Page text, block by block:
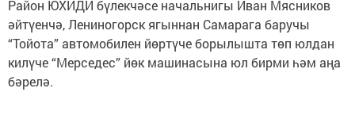
Район ЮХИДИ бүлекчәсе начальнигы Иван Мясников
әйтүенчә, Лениногорск ягыннан Самарага баручы
“Тойота” автомобилен йөртүче борылышта төп юлдан
килүче “Мерседес” йөк машинасына юл бирми һәм аңа
бәрелә.